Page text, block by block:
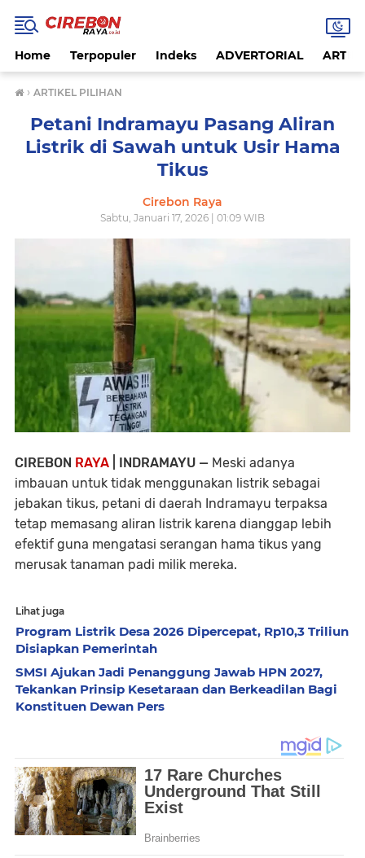
Home Terpopuler Indeks ADVERTORIAL
› ARTIKEL PILIHAN
Petani Indramayu Pasang Aliran
Listrik di Sawah untuk Usir Hama
Tikus
Cirebon Raya
Sabtu, Januari 17, 2026 | 01:09 WIB
CIREBON RAYA | INDRAMAYU — Meski adanya
imbauan untuk tidak menggunakan listrik sebagai
jebakan tikus, petani di daerah Indramayu terpaksa
tetap memasang aliran listrik karena dianggap lebih
efektif guna mengatasi serangan hama tikus yang
merusak tanaman padi milik mereka.
Lihat juga
Program Listrik Desa 2026 Dipercepat, Rp10,3 Triliun
Disiapkan Pemerintah
SMSI Ajukan Jadi Penanggung Jawab HPN 2027,
Tekankan Prinsip Kesetaraan dan Berkeadilan Bagi
Konstituen Dewan Pers